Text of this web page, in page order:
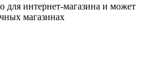
для интернет-магазина и может
магазинах